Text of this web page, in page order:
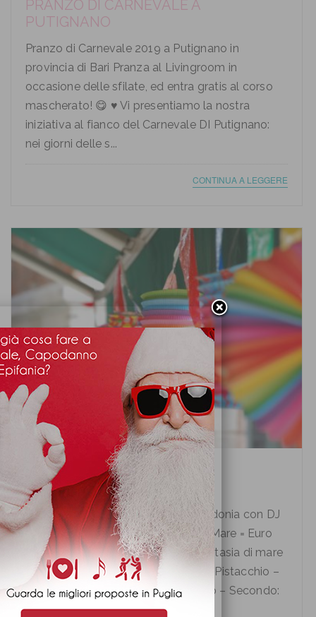
PRANZO DI CARNEVALE A
PUTIGNANO
Pranzo di Carnevale 2019 a Putignano in
provincia di Bari Pranza al Livingroom in
occasione delle sfilate, ed entra gratis al corso
mascherato! 😋 ♥ Vi presentiamo la nostra
iniziativa al fianco del Carnevale DI Putignano:
nei giorni delle s...
CONTINUA A LEGGERE
PRANZO DI CARNEVALE A
MANFREDONIA
Pranzo di Carnevale 2019 a Manfredonia con DJ
e animazione per bambini Menù di Mare = Euro
40,00 A PERSONA – Antipasto: Fantasia di mare
con Baccalà in pastella vellutata di Pistacchio –
Primo : Crespelle al Salmone Fresco – Secondo:
F...